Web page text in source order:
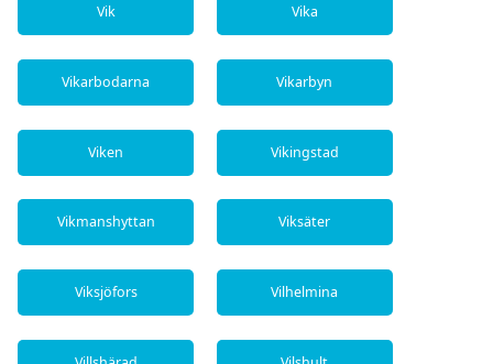
Vik Vika
Vikarbodarna Vikarbyn
Viken Vikingstad
Vikmanshyttan Viksäter
Viksjöfors Vilhelmina